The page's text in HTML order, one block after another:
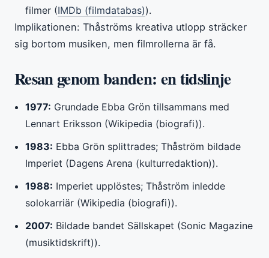
filmer (IMDb (filmdatabas)).
Implikationen: Thåströms kreativa utlopp sträcker
sig bortom musiken, men filmrollerna är få.
Resan genom banden: en tidslinje
1977: Grundade Ebba Grön tillsammans med
Lennart Eriksson (Wikipedia (biografi)).
1983: Ebba Grön splittrades; Thåström bildade
Imperiet (Dagens Arena (kulturredaktion)).
1988: Imperiet upplöstes; Thåström inledde
solokarriär (Wikipedia (biografi)).
2007: Bildade bandet Sällskapet (Sonic Magazine
(musiktidskrift)).